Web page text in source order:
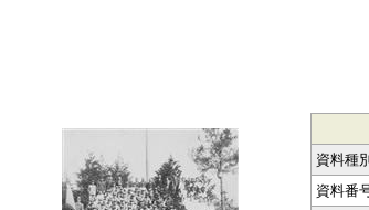
資料種別
資料番